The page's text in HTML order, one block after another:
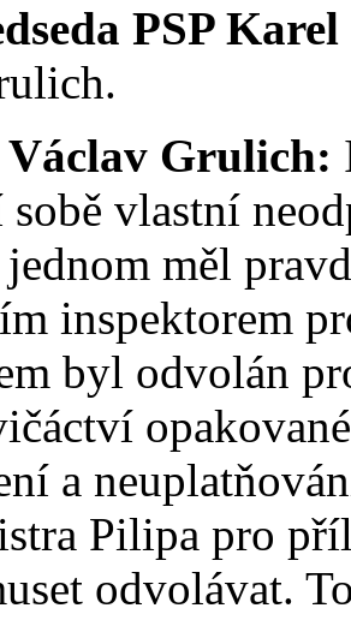
PSP
Václav Grulich:
vlastní
měl
inspektorem
byl odvolán
a
Pilipa pro
odvolávat.